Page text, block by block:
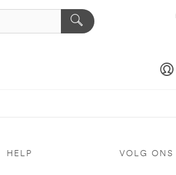
HELP VOLG ONS